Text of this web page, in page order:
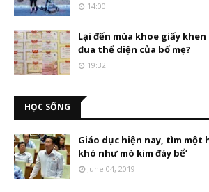
14:00
Lại đến mùa khoe giấy
đua thể diện của bố mẹ?
19:32
HỌC SỐNG
Giáo dục hiện nay, tìm một
khó như mò kim đáy bể’
June 04, 2019